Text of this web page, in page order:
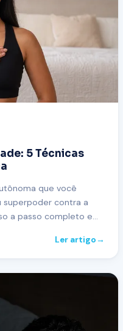
5 Técnicas
que você
contra a
a passo completo e
Ler artigo→